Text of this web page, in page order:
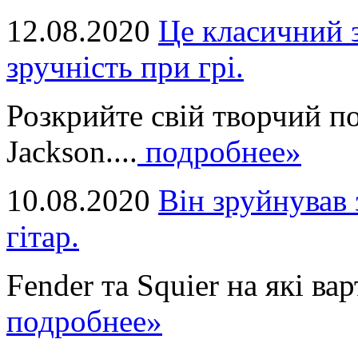
12.08.2020 Це класичний
зручність при грі.
Розкрийте свій творчий
Jackson.... подробнее»
10.08.2020 Він
гітар.
Fender та Squier на які
подробнее»